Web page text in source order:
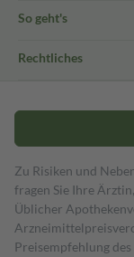
So geht's
Rechtliches
Zu Risiken und
fragen Sie Ihre
Üblicher
Preisempfehlung